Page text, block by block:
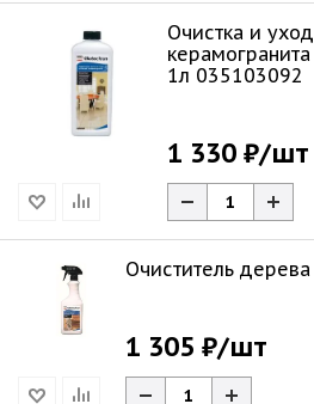
Очистка и
1л 035103092
1 330 ₽/шт
Очиститель
1 305 ₽/шт